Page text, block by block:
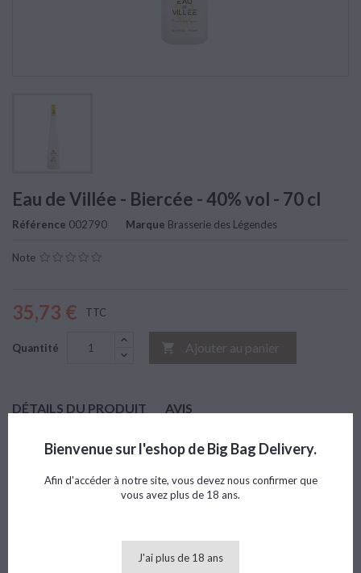
Eau de Villée - Biercée - 40% vol - 70 cl
Référence 002790 Marque Brasserie des Légendes
Note
35,73 € TTC
Quantité  Ajouter au panier
DÉTAILS DU PRODUIT AVIS
MarqueBrasserie des Légendes
Référence002790
Bienvenue sur l'eshop de Big Bag Delivery.
Afin d'accéder à notre site, vous devez nous confirmer que
vous avez plus de 18 ans.
J'ai plus de 18 ans